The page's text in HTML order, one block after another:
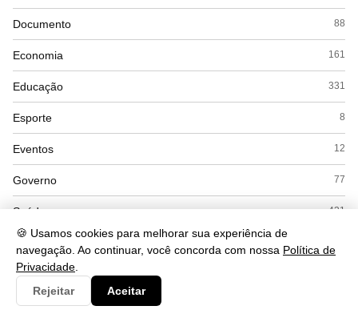
🍪 Usamos cookies para melhorar sua experiência de
navegação. Ao continuar, você concorda com nossa Política de
Privacidade
Rejeitar
Aceitar
Documento 88
Economia 161
Educação 331
Esporte 8
Eventos 12
Governo 77
Saúde 421